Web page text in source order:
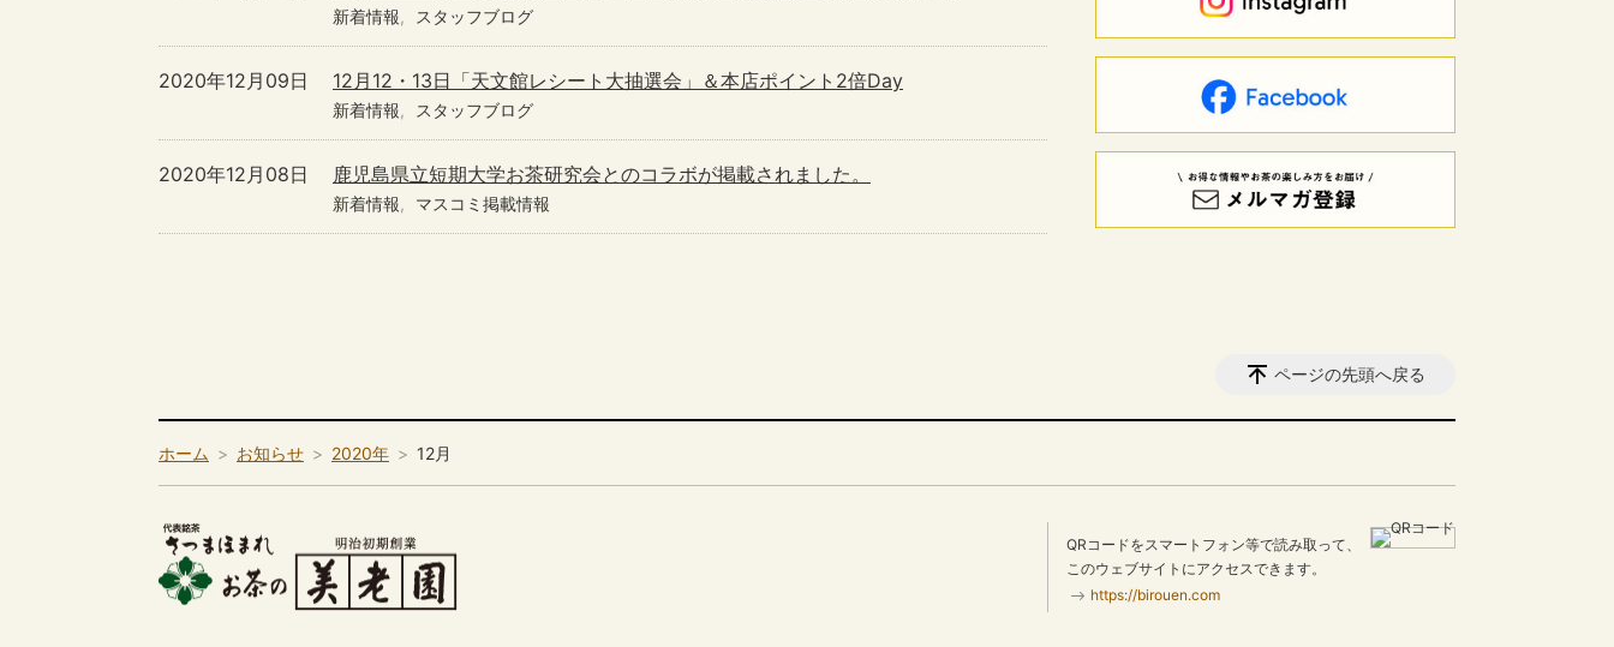
新着情報 スタッフブログ
12月12・13日「天文館レシート大抽選会」＆本店ポイント2倍Day
2020年12月09日
新着情報 スタッフブログ
鹿児島県立短期大学お茶研究会とのコラボが掲載されました。
2020年12月08日
新着情報 マスコミ掲載情報
ページの先頭へ戻る
ホーム お知らせ 2020年 12月
QRコードをスマートフォン等で読み取って、
このウェブサイトにアクセスできます。
https://birouen.com